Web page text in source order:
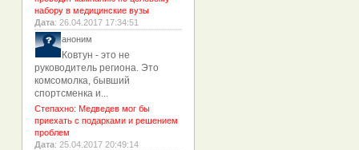
набору в медицинские вузы
Дата: 26.04.2017 17:34:51
аноним
Ковтун - это не
руководитель региона. Это
комсомолка, бывший
спортсменка и...
Степахно: Медведев мог бы
приехать с подарками и решением
проблем
Дата: 25.04.2017 20:49:14